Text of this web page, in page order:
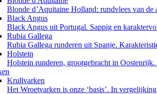
Blonde d’Aquitaine Holland: rundvlees van
Black Angus
Black Angus uit Portugal. Sappig en
Rubia Gallega
Rubia Gallega runderen uit Spanje.
Holstein
Holstein runderen, grootgebracht in
Krullvarken
Het Wroetvarken is onze ‘basis’. In